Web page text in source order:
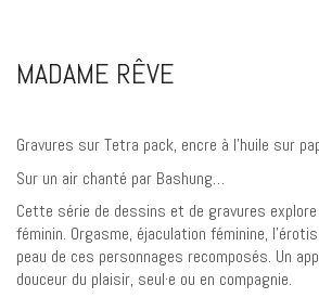
MADAME RÊVE
Gravures sur Tetra pack, encre à l’huile sur
Sur un air chanté par Bashung…
Cette série de dessins et de gravures
féminin. Orgasme, éjaculation féminine,
peau de ces personnages recomposés. Un
douceur du plaisir, seul·e ou en compagnie.